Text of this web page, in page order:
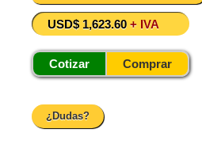
USD$ 1,623.60 + IVA
Cotizar Comprar
¿Dudas?